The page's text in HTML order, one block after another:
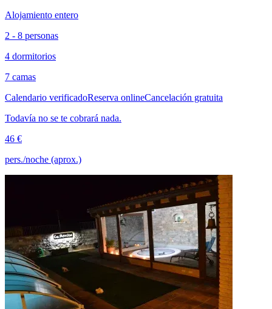
Alojamiento entero
2 - 8 personas
4 dormitorios
7 camas
Calendario verificadoReserva onlineCancelación gratuita
Todavía no se te cobrará nada.
46 €
pers./noche (aprox.)